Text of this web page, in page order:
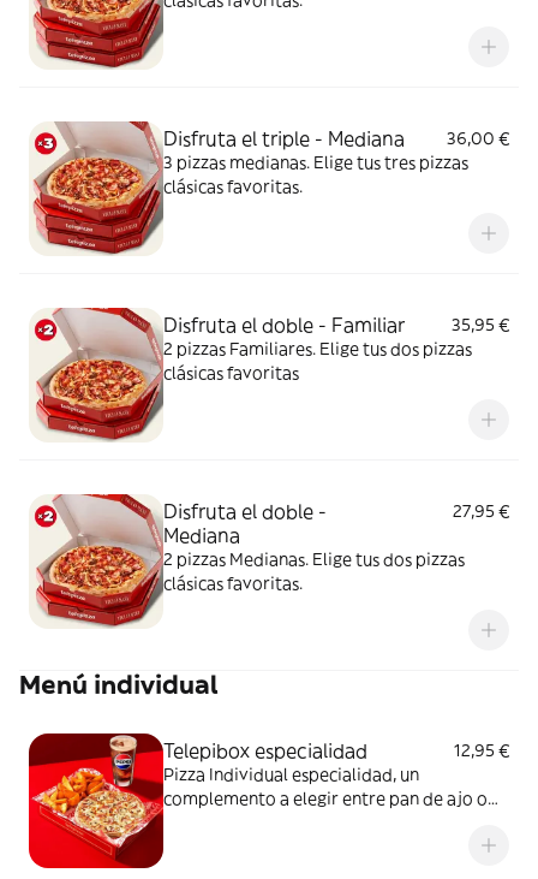
Disfruta el triple - Mediana
36,00 €
3 pizzas medianas. Elige tus tres pizzas
clásicas favoritas.
Disfruta el doble - Familiar
35,95 €
2 pizzas Familiares. Elige tus dos pizzas
clásicas favoritas
Disfruta el doble -
Mediana
27,95 €
2 pizzas Medianas. Elige tus dos pizzas
clásicas favoritas.
Menú individual
Telepibox especialidad
12,95 €
Pizza Individual especialidad, un
complemento a elegir entre pan de ajo o